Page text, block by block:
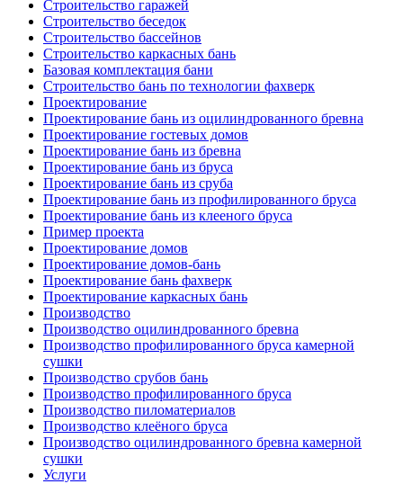
Строительство гаражей
Строительство беседок
Строительство бассейнов
Строительство каркасных бань
Базовая комплектация бани
Строительство бань по технологии фахверк
Проектирование
Проектирование бань из оцилиндрованного бревна
Проектирование гостевых домов
Проектирование бань из бревна
Проектирование бань из бруса
Проектирование бань из сруба
Проектирование бань из профилированного бруса
Проектирование бань из клееного бруса
Пример проекта
Проектирование домов
Проектирование домов-бань
Проектирование бань фахверк
Проектирование каркасных бань
Производство
Производство оцилиндрованного бревна
Производство профилированного бруса камерной
сушки
Производство срубов бань
Производство профилированного бруса
Производство пиломатериалов
Производство клеёного бруса
Производство оцилиндрованного бревна камерной
сушки
Услуги